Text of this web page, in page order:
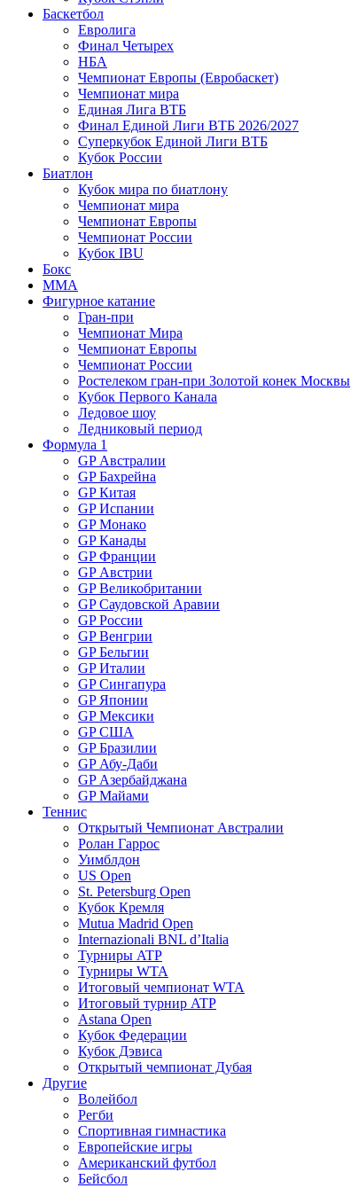
Баскетбол
Евролига
Финал Четырех
НБА
Чемпионат Европы (Евробаскет)
Чемпионат мира
Единая Лига ВТБ
Финал Единой Лиги ВТБ 2026/2027
Суперкубок Единой Лиги ВТБ
Кубок России
Биатлон
Кубок мира по биатлону
Чемпионат мира
Чемпионат Европы
Чемпионат России
Кубок IBU
Бокс
MMA
Фигурное катание
Гран-при
Чемпионат Мира
Чемпионат Европы
Чемпионат России
Ростелеком гран-при Золотой конек Москвы
Кубок Первого Канала
Ледовое шоу
Ледниковый период
Формула 1
GP Австралии
GP Бахрейна
GP Китая
GP Испании
GP Монако
GP Канады
GP Франции
GP Австрии
GP Великобритании
GP Саудовской Аравии
GP России
GP Венгрии
GP Бельгии
GP Италии
GP Сингапура
GP Японии
GP Мексики
GP США
GP Бразилии
GP Абу-Даби
GP Азербайджана
GP Майами
Теннис
Открытый Чемпионат Австралии
Ролан Гаррос
Уимблдон
US Open
St. Petersburg Open
Кубок Кремля
Mutua Madrid Open
Internazionali BNL d’Italia
Турниры ATP
Турниры WTA
Итоговый чемпионат WTA
Итоговый турнир ATP
Astana Open
Кубок Федерации
Кубок Дэвиса
Открытый чемпионат Дубая
Другие
Волейбол
Регби
Спортивная гимнастика
Европейские игры
Американский футбол
Бейсбол